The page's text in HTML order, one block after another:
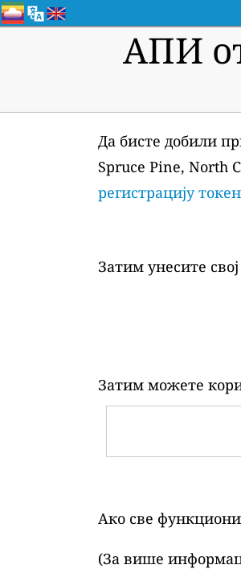
АПИ
Да бисте добили
Spruce Pine, North
регистрацију
Затим унесите
Затим можете
Ако све
(За више